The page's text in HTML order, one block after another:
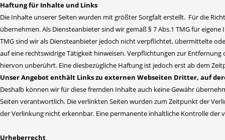
Haftung für Inhalte und Links
Die Inhalte unserer Seiten wurden mit größter Sorgfalt erstellt. Für die
übernehmen. Als Diensteanbieter sind wir gemäß § 7 Abs.1 TMG für
TMG sind wir als Diensteanbieter jedoch nicht verpflichtet, übermittelte
auf eine rechtswidrige Tätigkeit hinweisen. Verpflichtungen zur
hiervon unberührt. Eine diesbezügliche Haftung ist jedoch erst ab dem
Unser Angebot enthält Links zu externen Webseiten Dritter, auf
Deshalb können wir für diese fremden Inhalte auch keine Gewähr
Seiten verantwortlich. Die verlinkten Seiten wurden zum Zeitpunkt der
der Verlinkung nicht erkennbar. Eine permanente inhaltliche Kontrolle
Urheberrecht